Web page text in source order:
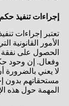
إجراءات تنفيذ
تعتبر إجراءات
الأمور القانونية
الحصول على
وفعال. إن وحود
لا يعني
مستحقاتهم بدون
المهمة حول هذه